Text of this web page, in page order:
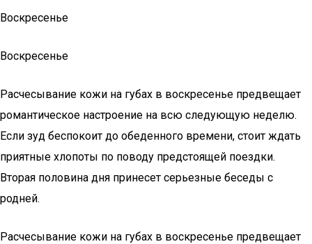
Воскресенье
Воскресенье
Расчесывание кожи на губах в воскресенье предвещает
романтическое настроение на всю следующую неделю.
Если зуд беспокоит до обеденного времени, стоит ждать
приятные хлопоты по поводу предстоящей поездки.
Вторая половина дня принесет серьезные беседы с
родней.
Расчесывание кожи на губах в воскресенье предвещает